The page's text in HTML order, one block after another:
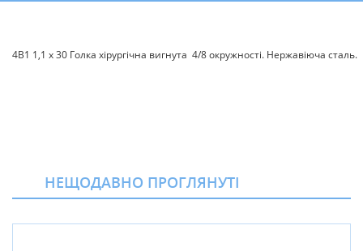
4В1 1,1 х 30 Голка хірургічна вигнута 4/8 окружності. Нержавіюча сталь.
НЕЩОДАВНО ПРОГЛЯНУТІ